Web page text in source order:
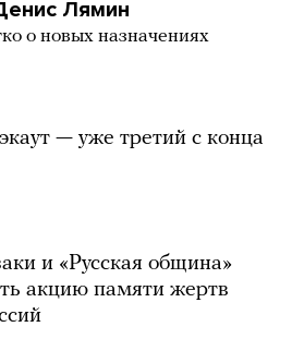
Лямин
о новых назначениях
— уже третий с конца
и «Русская община»
акцию памяти жертв